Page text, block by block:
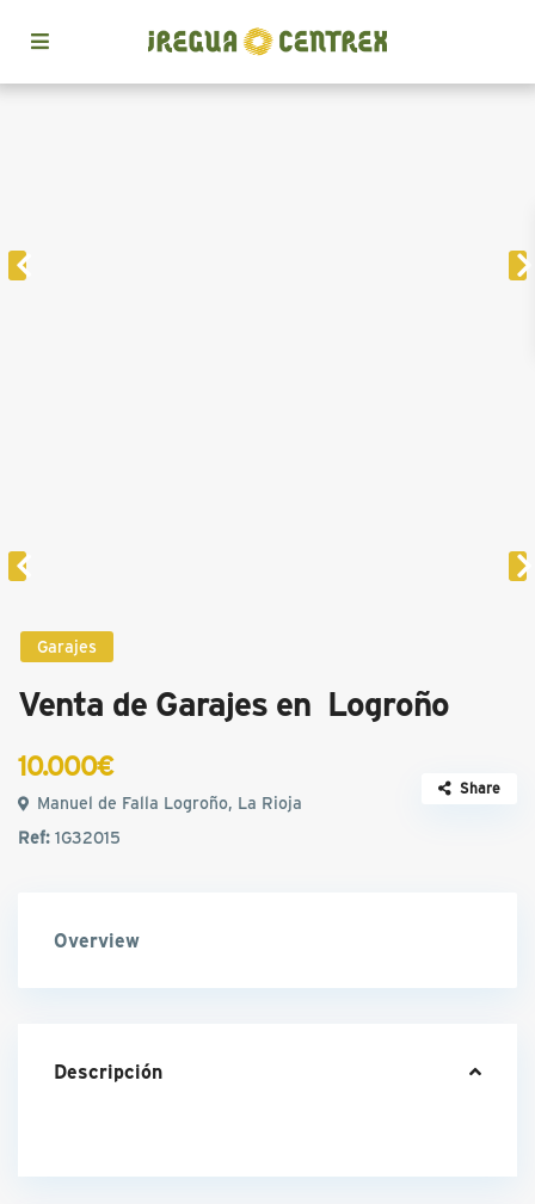
Garajes
Venta de Garajes en Logroño
10.000€
Manuel de Falla Logroño, La Rioja
Ref:1G32015
Share
Overview
Descripción